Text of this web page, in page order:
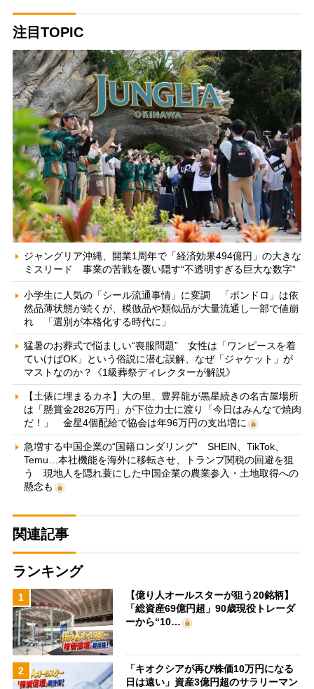
注目TOPIC
ジャングリア沖縄、開業1周年で「経済効果494億円」の大きな
ミスリード 事業の苦戦を覆い隠す“不透明すぎる巨大な数字”
小学生に人気の「シール流通事情」に変調 「ボンドロ」は依
然品薄状態が続くが、模倣品や類似品が大量流通し一部で値崩
れ 「選別が本格化する時代に」
猛暑のお葬式で悩ましい“喪服問題” 女性は「ワンピースを着
ていけばOK」という俗説に潜む誤解、なぜ「ジャケット」が
マストなのか？《1級葬祭ディレクターが解説》
【土俵に埋まるカネ】大の里、豊昇龍が黒星続きの名古屋場所
は「懸賞金2826万円」が下位力士に渡り「今日はみんなで焼肉
だ！」 金星4個配給で協会は年96万円の支出増に
急増する中国企業の“国籍ロンダリング” SHEIN、TikTok、
Temu…本社機能を海外に移転させ、トランプ関税の回避を狙
う 現地人を隠れ蓑にした中国企業の農業参入・土地取得への
懸念も
関連記事
ランキング
1
【億り人オールスターが狙う20銘柄】
「総資産69億円超」90歳現役トレーダ
ーから“10…
2
「キオクシアが再び株価10万円になる
日は遠い」資産3億円超のサラリーマン